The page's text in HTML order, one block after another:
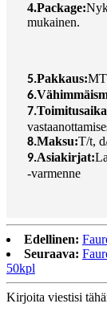
4.Package:
mukainen.
5.Pakkaus:
6.
7.
8.Maksu:T/t,
9.Asiakirjat:
-varmenne
Edellinen:
Seuraava:
50kpl
Kirjoita viestisi